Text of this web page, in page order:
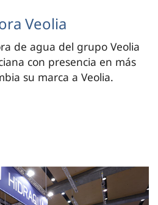
Veolia
de agua del grupo Veolia
con presencia en más
su marca a Veolia.